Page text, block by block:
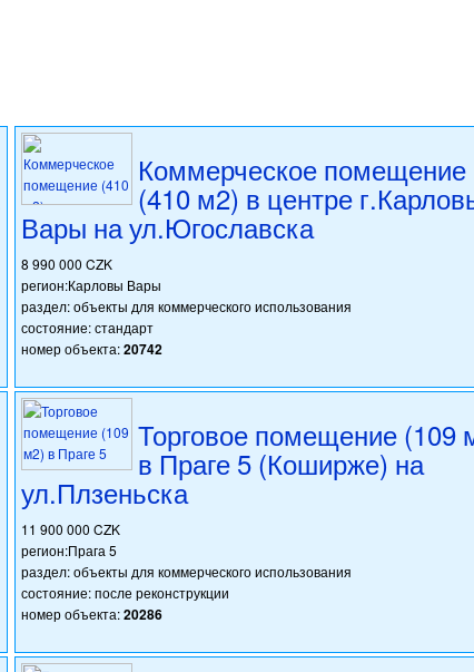
Коммерческое помещение
(410 м2) в центре
Вары на ул.Югославска
8 990 000 CZK
регион:Карловы Вары
раздел: объекты для коммерческого использования
состояние: стандарт
номер объекта:20742
Торговое помещение (109
в Праге 5 (Коширже) на
ул.Плзеньска
11 900 000 CZK
регион:Прага 5
раздел: объекты для коммерческого использования
состояние: после реконструкции
номер объекта:20286